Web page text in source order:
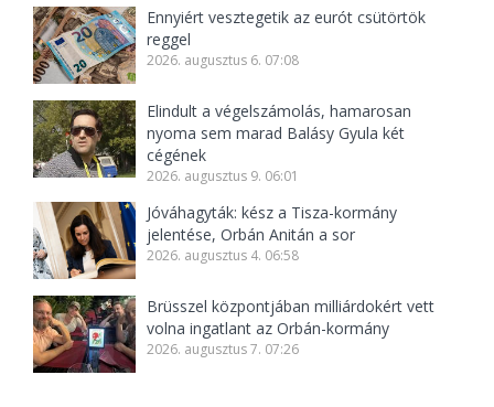
Ennyiért vesztegetik az eurót csütörtök
reggel
2026. augusztus 6. 07:08
Elindult a végelszámolás, hamarosan
nyoma sem marad Balásy Gyula két
cégének
2026. augusztus 9. 06:01
Jóváhagyták: kész a Tisza-kormány
jelentése, Orbán Anitán a sor
2026. augusztus 4. 06:58
Brüsszel központjában milliárdokért vett
volna ingatlant az Orbán-kormány
2026. augusztus 7. 07:26